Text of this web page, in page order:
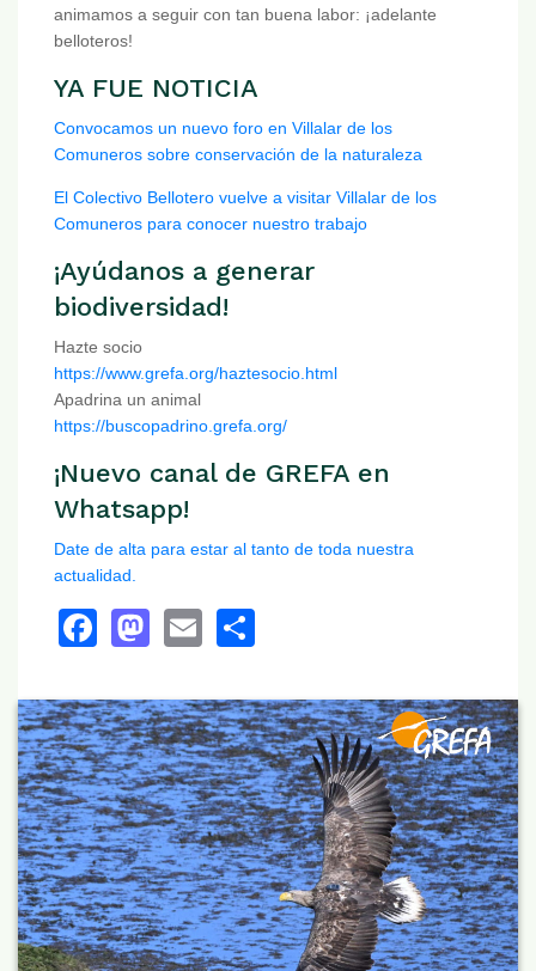
animamos a seguir con tan buena labor: ¡adelante
belloteros!
YA FUE NOTICIA
Convocamos un nuevo foro en Villalar de los
Comuneros sobre conservación de la naturaleza
El Colectivo Bellotero vuelve a visitar Villalar de los
Comuneros para conocer nuestro trabajo
¡Ayúdanos a generar
biodiversidad!
Hazte socio
https://www.grefa.org/haztesocio.html
Apadrina un animal
https://buscopadrino.grefa.org/
¡Nuevo canal de GREFA en
Whatsapp!
Date de alta para estar al tanto de toda nuestra
actualidad.
Facebook
Mastodon
Email